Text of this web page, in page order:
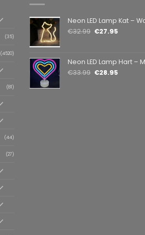
(35)
(4520)
(81)
(44)
(27)
Neon LED Lamp Kat – Warm Wit – USB & Batterij – Decoratieve
€32.99 €27.95
Neon LED Lamp Hart – Multicolor – USB & Batterij – Hartvormige Sfeerlamp –
€33.99 €28.95